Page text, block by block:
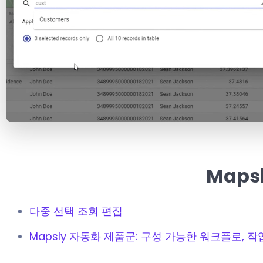
다중 선택 조회 편집
Mapsly 자동화 제품군: 구성 가능한 워크플로, 작